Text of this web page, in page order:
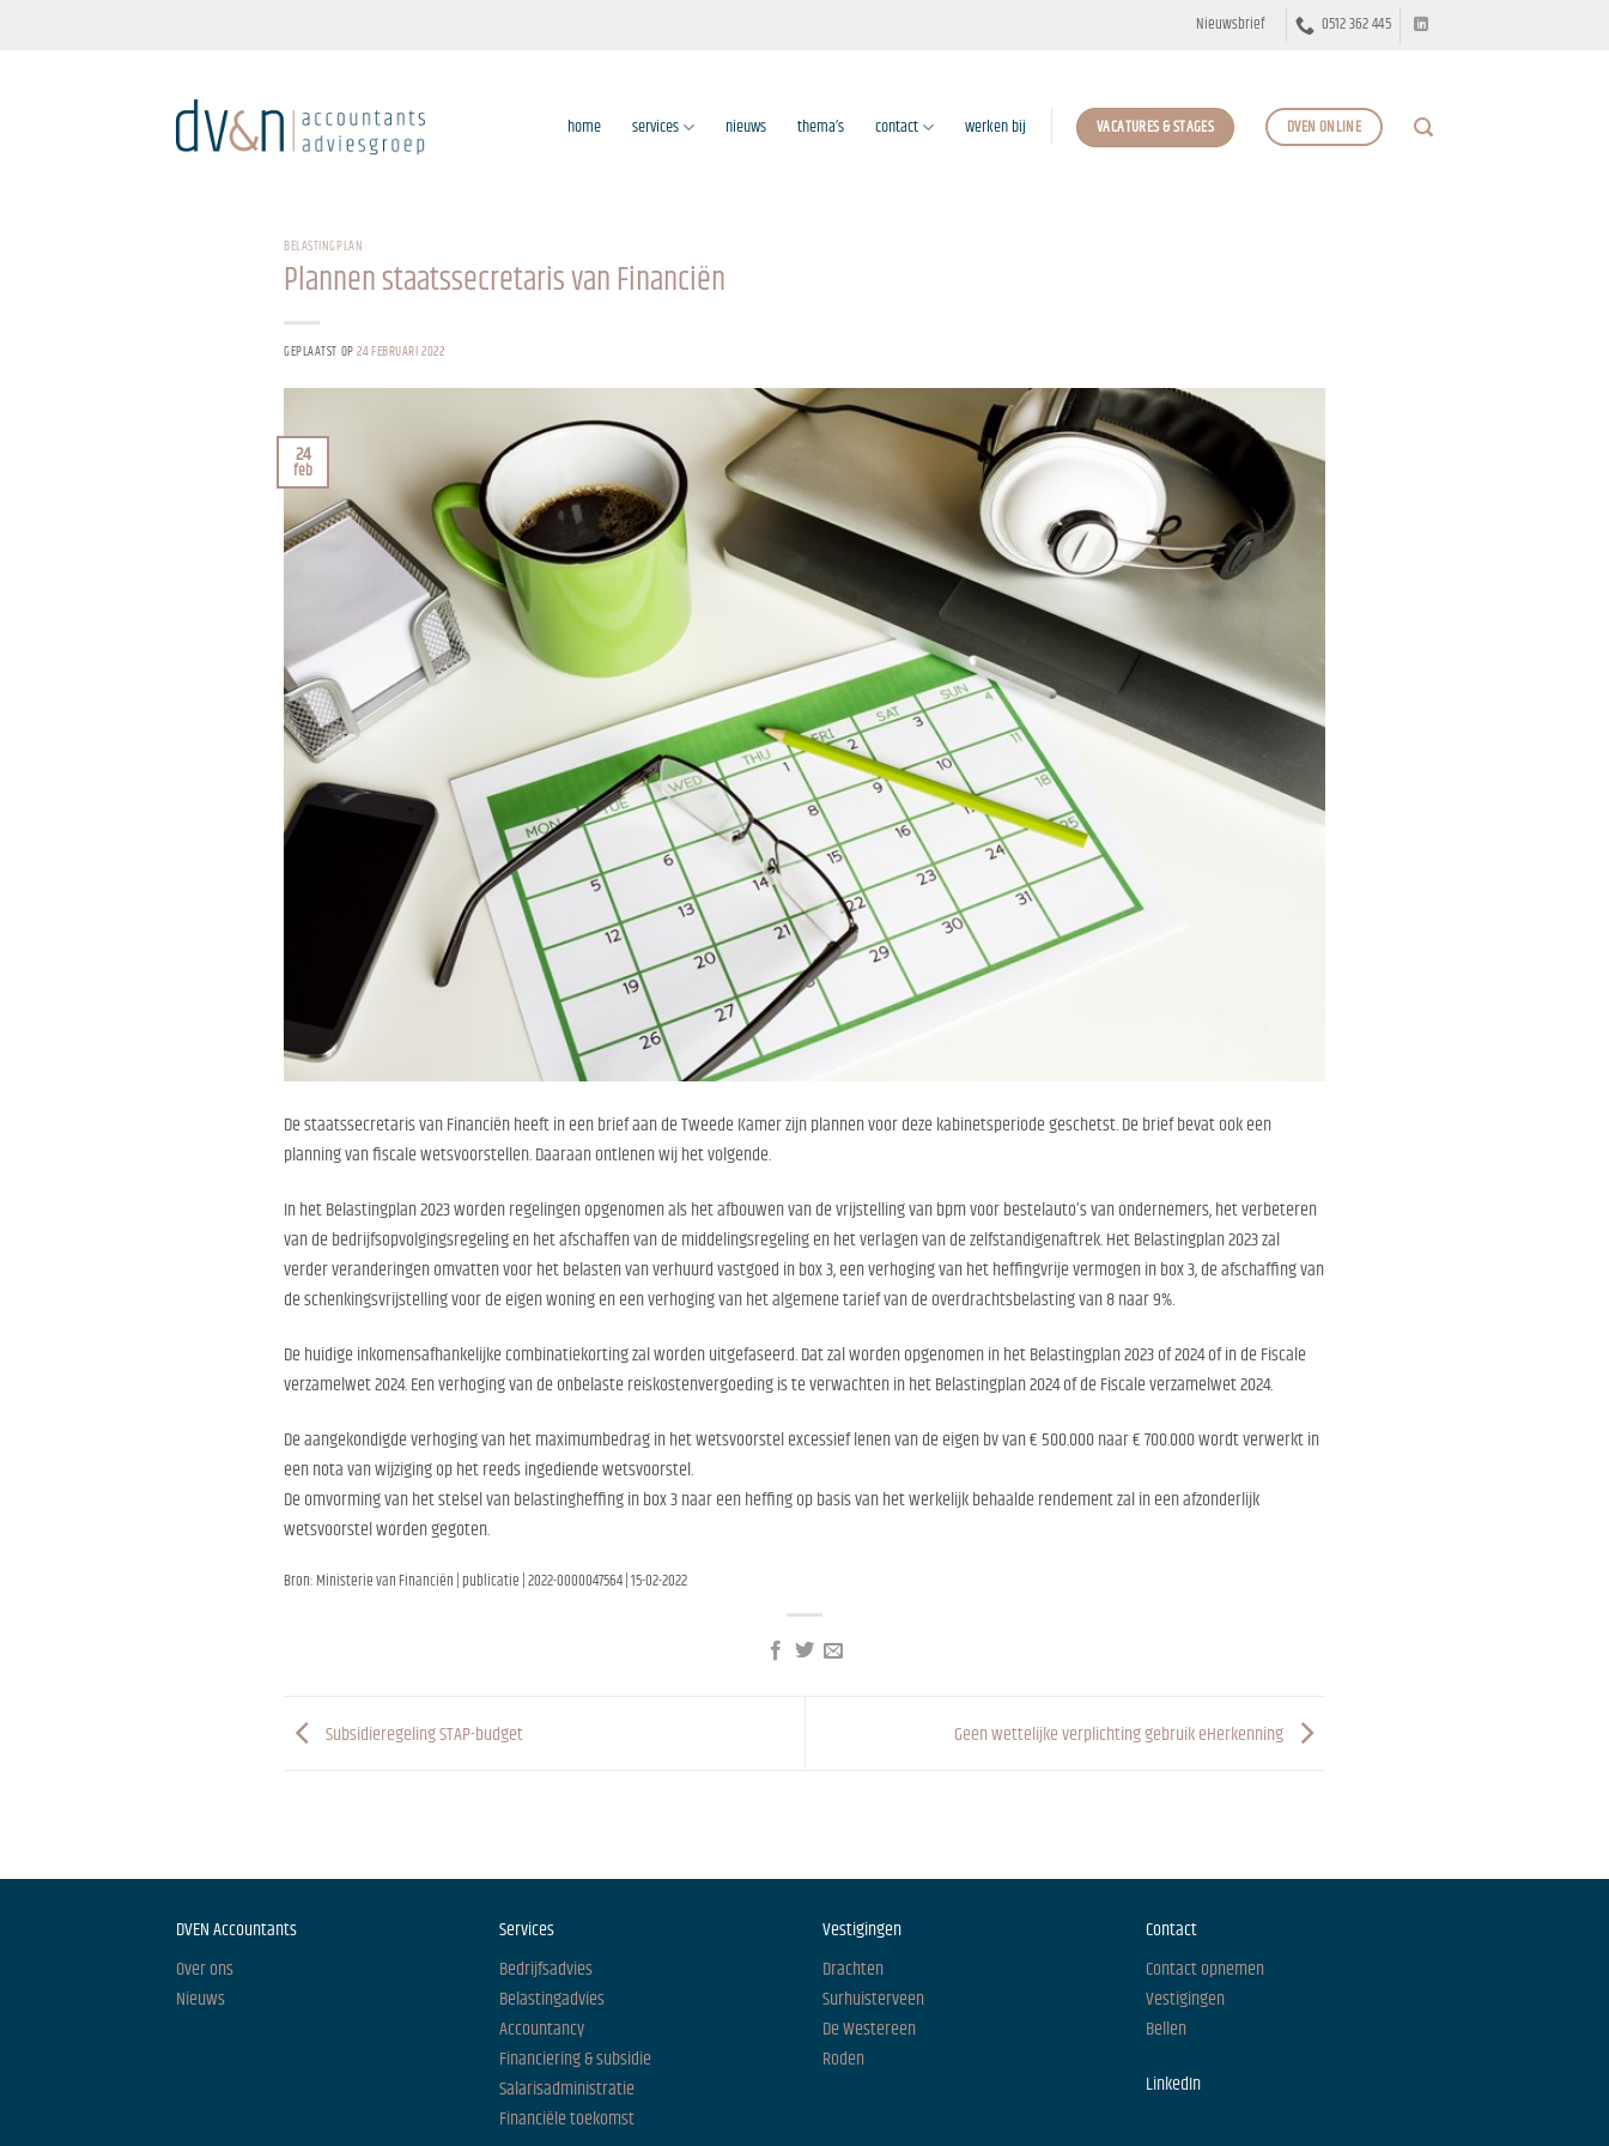
Nieuwsbrief 0512 362 445
home services nieuws thema’s contact werken bij VACATURES & STAGES DVEN ONLINE
BELASTINGPLAN
Plannen staatssecretaris van Financiën
GEPLAATST OP24 FEBRUARI 2022
24
feb
De staatssecretaris van Financiën heeft in een brief aan de Tweede Kamer zijn plannen voor deze kabinetsperiode geschetst. De brief bevat ook een
planning van fiscale wetsvoorstellen. Daaraan ontlenen wij het volgende.
In het Belastingplan 2023 worden regelingen opgenomen als het afbouwen van de vrijstelling van bpm voor bestelauto’s van ondernemers, het verbeteren
van de bedrijfsopvolgingsregeling en het afschaffen van de middelingsregeling en het verlagen van de zelfstandigenaftrek. Het Belastingplan 2023 zal
verder veranderingen omvatten voor het belasten van verhuurd vastgoed in box 3, een verhoging van het heffingvrije vermogen in box 3, de afschaffing van
de schenkingsvrijstelling voor de eigen woning en een verhoging van het algemene tarief van de overdrachtsbelasting van 8 naar 9%.
De huidige inkomensafhankelijke combinatiekorting zal worden uitgefaseerd. Dat zal worden opgenomen in het Belastingplan 2023 of 2024 of in de Fiscale
verzamelwet 2024. Een verhoging van de onbelaste reiskostenvergoeding is te verwachten in het Belastingplan 2024 of de Fiscale verzamelwet 2024.
De aangekondigde verhoging van het maximumbedrag in het wetsvoorstel excessief lenen van de eigen bv van € 500.000 naar € 700.000 wordt verwerkt in
een nota van wijziging op het reeds ingediende wetsvoorstel.
De omvorming van het stelsel van belastingheffing in box 3 naar een heffing op basis van het werkelijk behaalde rendement zal in een afzonderlijk
wetsvoorstel worden gegoten.
Bron: Ministerie van Financiën | publicatie | 2022-0000047564 | 15-02-2022
Subsidieregeling STAP-budget Geen wettelijke verplichting gebruik eHerkenning
DVEN Accountants
Over ons
Nieuws
Services
Bedrijfsadvies
Belastingadvies
Accountancy
Financiering & subsidie
Salarisadministratie
Financiële toekomst
Vestigingen
Drachten
Surhuisterveen
De Westereen
Roden
Contact
Contact opnemen
Vestigingen
Bellen
LinkedIn